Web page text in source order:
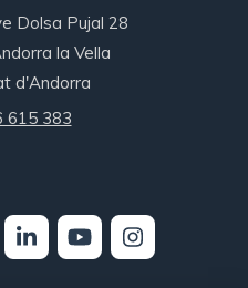
Dolsa Pujal 28
la Vella
d'Andorra
615 383